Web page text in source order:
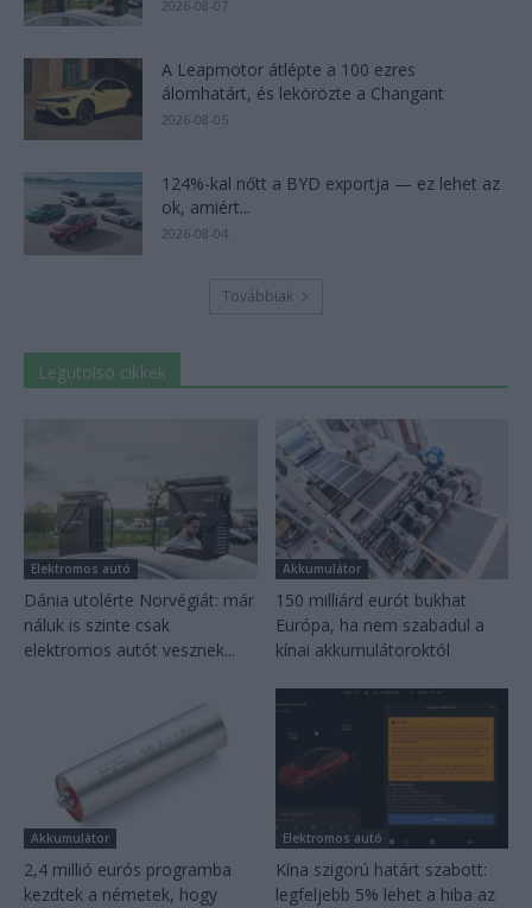
2026-08-07
A Leapmotor átlépte a 100 ezres
álomhatárt, és lekörözte a Changant
2026-08-05
124%-kal nőtt a BYD exportja — ez lehet az
ok, amiért...
2026-08-04
Továbbiak
Legutolsó cikkek
Elektromos autó
Dánia utolérte Norvégiát: már
náluk is szinte csak
elektromos autót vesznek...
Akkumulátor
150 milliárd eurót bukhat
Európa, ha nem szabadul a
kínai akkumulátoroktól
Akkumulátor
2,4 millió eurós programba
kezdtek a németek, hogy
Elektromos autó
Kína szigorú határt szabott:
legfeljebb 5% lehet a hiba az